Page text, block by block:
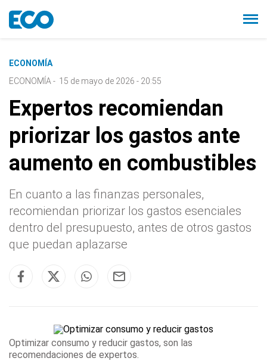
ECONOMÍA
ECONOMÍA - 15 de mayo de 2026 - 20:55
Expertos recomiendan
priorizar los gastos ante
aumento en combustibles
En cuanto a las finanzas personales,
recomiendan priorizar los gastos esenciales
dentro del presupuesto, antes de otros gastos
que puedan aplazarse
Optimizar consumo y reducir gastos, son las
recomendaciones de expertos.